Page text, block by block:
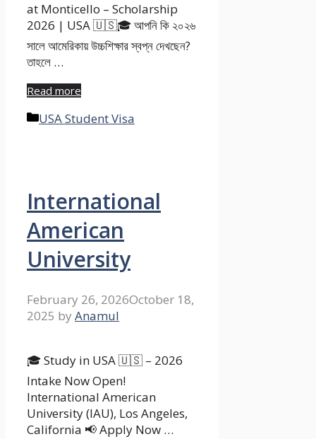
at Monticello – Scholarship
2026 | USA 🇺🇸🎓 আপনি কি ২০২৬
সালে আমেরিকায় উচ্চশিক্ষার স্বপ্ন দেখছেন?
তাহলে …
Read more
Categories
USA Student Visa
International
American
University
February 26, 2026October 18,
2025 by Anamul
🎓 Study in USA 🇺🇸 – 2026
Intake Now Open!
International American
University (IAU), Los Angeles,
California 📢 Apply Now …